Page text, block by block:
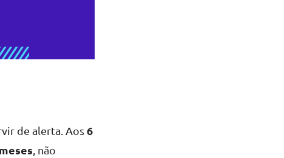
de alerta. Aos6
, não